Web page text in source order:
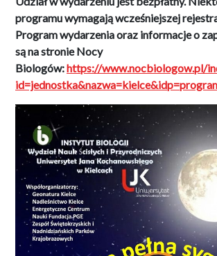
programu wymagają wcześniejszej
Program wydarzenia oraz informacje o
są na stronie Nocy
Biologów:https://www.nocbiologow.pl/